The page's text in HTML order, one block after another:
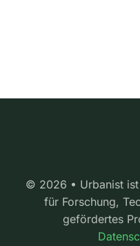
© 2026 • Urbanist ist
für Forschung,
gefördertes